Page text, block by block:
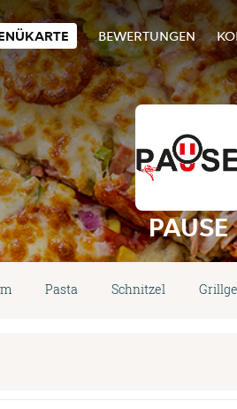
BEWERTUNGEN
PAUSE
Pasta Schnitzel